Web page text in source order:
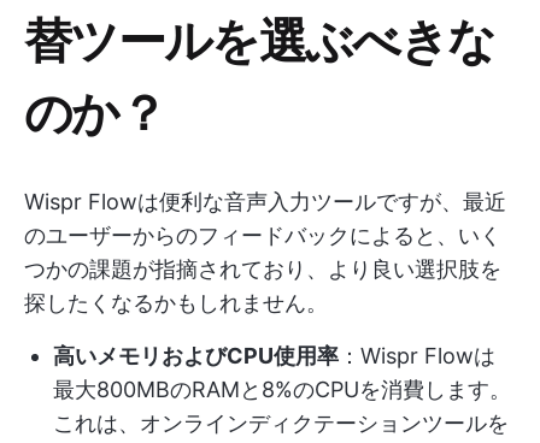
替ツールを選ぶべきな
のか？
Wispr Flowは便利な音声入力ツールですが、最近
のユーザーからのフィードバックによると、いく
つかの課題が指摘されており、より良い選択肢を
探したくなるかもしれません。
高いメモリおよびCPU使用率 ：Wispr Flowは
最大800MBのRAMと8%のCPUを消費します。
これは、オンラインディクテーションツールを